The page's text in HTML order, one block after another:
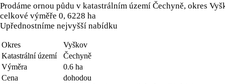
Prodáme ornou půdu v katastrálním území Čechyně, okres
celkové výměře 0, 6228 ha
Upřednostníme nejvyšší nabídku
Okres
Vyškov
Katastrální území
Čechyně
Výměra
0.6 ha
Cena
dohodou